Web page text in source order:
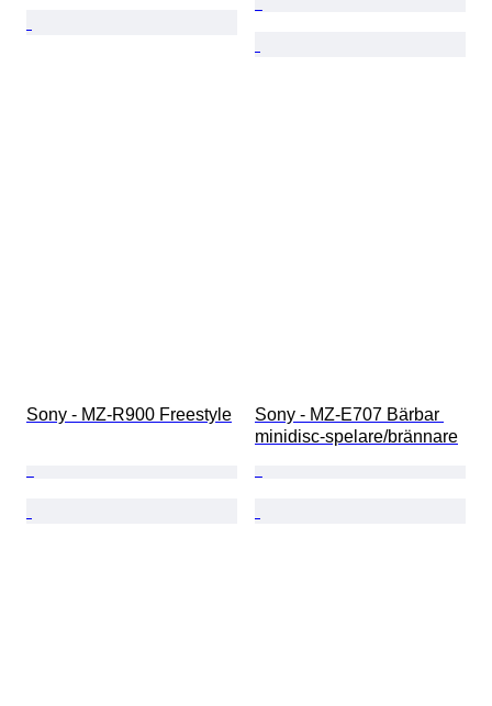
Sony - MZ-R900 Freestyle
Sony - MZ-E707 Bärbar
minidisc-spelare/brännare